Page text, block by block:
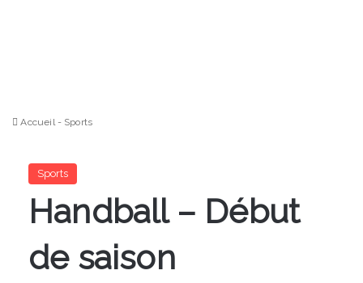
Accueil - Sports
Sports
Handball – Début
de saison